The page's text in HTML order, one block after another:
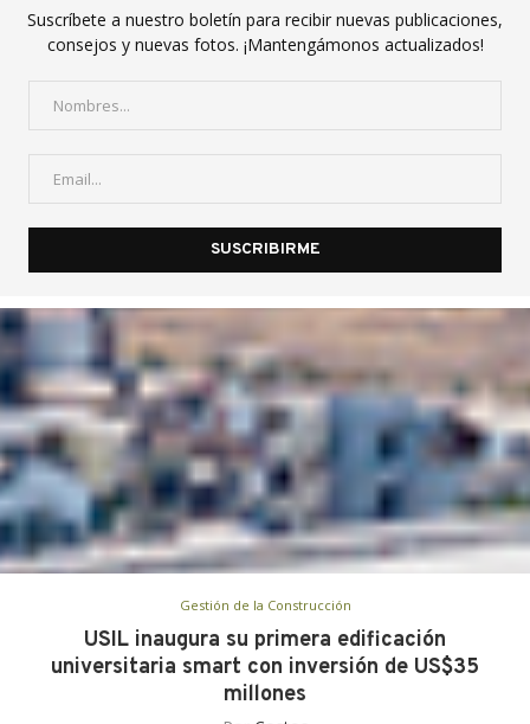
Suscríbete a nuestro boletín para recibir nuevas publicaciones,
consejos y nuevas fotos. ¡Mantengámonos actualizados!
Gestión de la Construcción
USIL inaugura su primera edificación
universitaria smart con inversión de US$35
millones